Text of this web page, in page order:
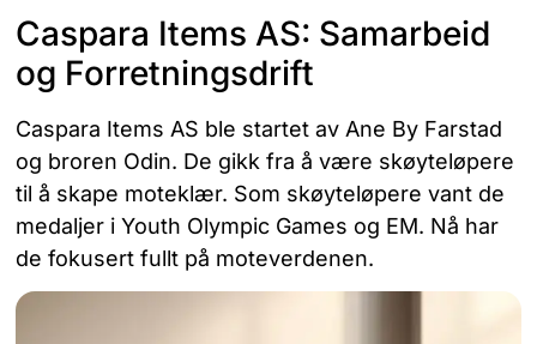
Caspara Items AS: Samarbeid
og Forretningsdrift
Caspara Items AS ble startet av Ane By Farstad
og broren Odin. De gikk fra å være skøyteløpere
til å skape moteklær. Som skøyteløpere vant de
medaljer i Youth Olympic Games og EM. Nå har
de fokusert fullt på moteverdenen.